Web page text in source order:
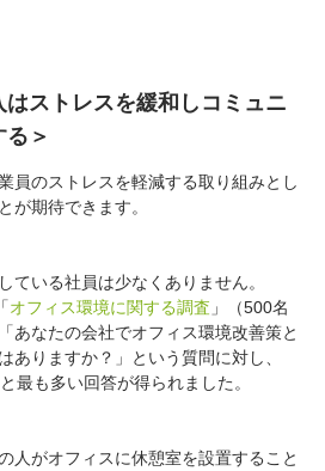
はストレスを緩和しコミュニ
＞
員のストレスを軽減する取り組みとし
が期待できます。
ている社員は少なくありません。
オフィス環境に関する調査 」（500名
あなたの会社でオフィス環境改善策と
ありますか？」という質問に対し、
最も多い回答が得られました。
人がオフィスに休憩室を設置すること